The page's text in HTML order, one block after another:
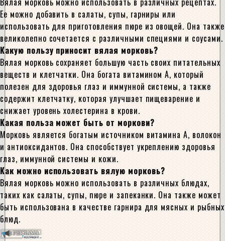
Ее можно добавить в салаты, супы, гарниры или
использовать для приготовления пюре из овощей. Она также
великолепно сочетается с различными специями и соусами.
Какую пользу приносит вялая морковь?
Вялая морковь сохраняет большую часть своих питательных
веществ и клетчатки. Она богата витамином А, который
полезен для здоровья глаз и иммунной системы, а также
содержит клетчатку, которая улучшает пищеварение и
снижает уровень холестерина в крови.
Какая польза может быть от моркови?
Морковь является богатым источником витамина А, волокон
и антиоксидантов. Она способствует укреплению здоровья
глаз, иммунной системы и кожи.
Как можно использовать вялую морковь?
Вялая морковь можно использовать в различных блюдах,
таких как салаты, супы, пюре и запеканки. Она также может
быть использована в качестве гарнира для мясных и рыбных
блюд.